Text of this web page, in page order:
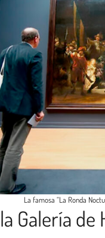
La famosa “La Ronda
Galería de